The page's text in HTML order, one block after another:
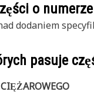
o
dodaniem
pasuje